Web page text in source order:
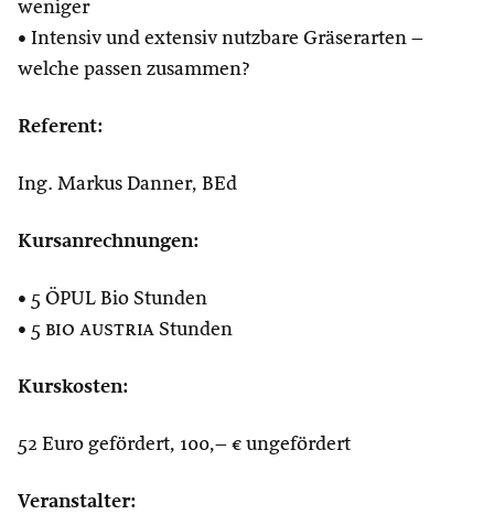
weniger
• Intensiv und extensiv nutzbare Gräserarten –
welche passen zusammen?
Referent:
Ing. Markus Danner, BEd
Kursanrechnungen:
• 5 ÖPUL Bio Stunden
• 5 bio austria Stunden
Kurskosten:
52 Euro gefördert, 100,– € ungefördert
Veranstalter: